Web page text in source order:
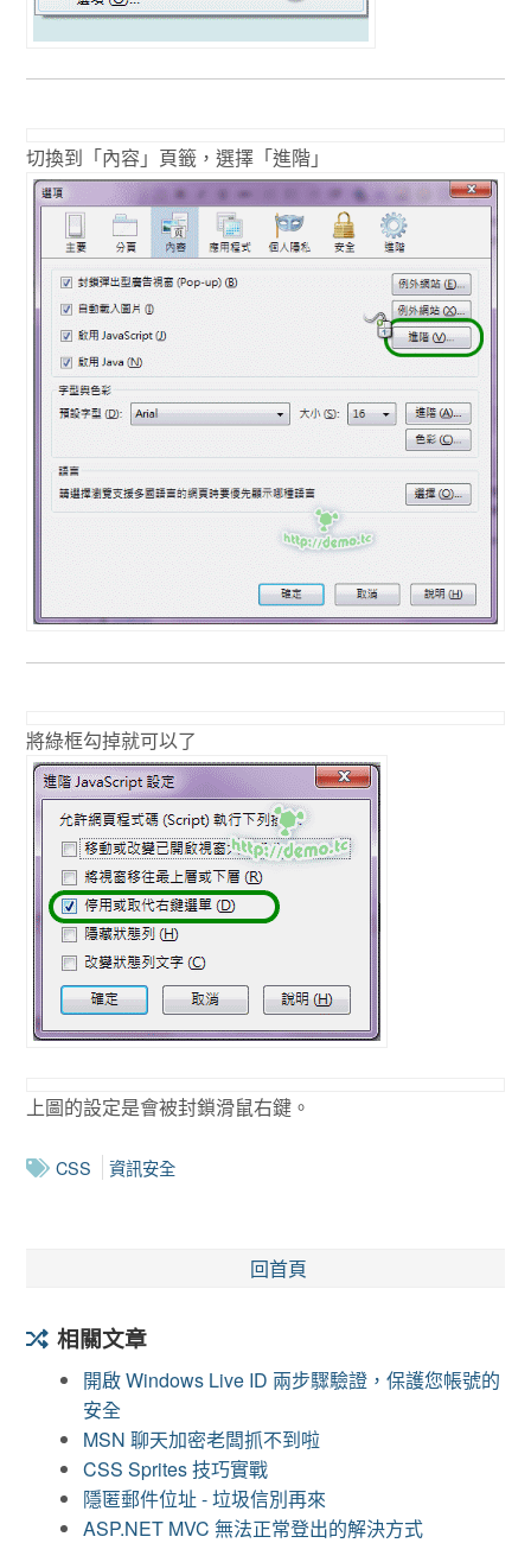
切換到「內容」頁籤，選擇「進階」
將綠框勾掉就可以了
上圖的設定是會被封鎖滑鼠右鍵。
CSS 資訊安全
回首頁
相關文章
開啟 Windows Live ID 兩步驟驗證，保護您帳號的
安全
MSN 聊天加密老闆抓不到啦
CSS Sprites 技巧實戰
隱匿郵件位址 - 垃圾信別再來
ASP.NET MVC 無法正常登出的解決方式